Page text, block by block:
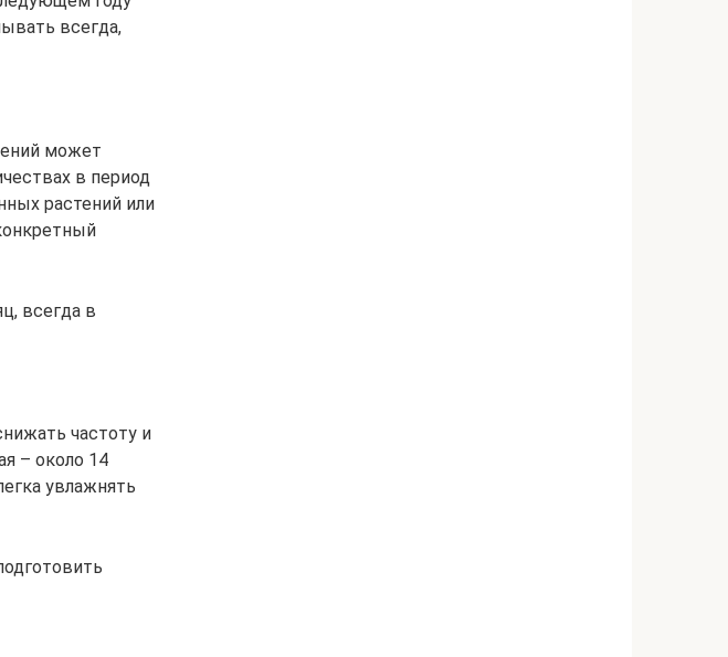
всегда,
может
в период
растений или
всегда в
частоту и
– около 14
увлажнять